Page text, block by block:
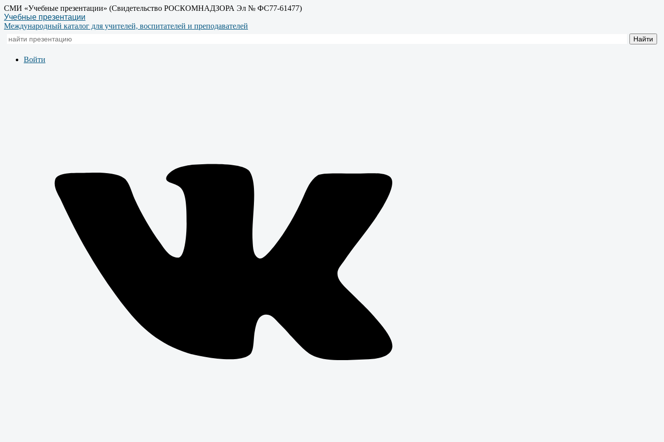
СМИ «Учебные презентации» (Свидетельство РОСКОМНАДЗОРА Эл № ФС77-61477)
Учебные презентации
Международный каталог для учителей, воспитателей и преподавателей
Войти